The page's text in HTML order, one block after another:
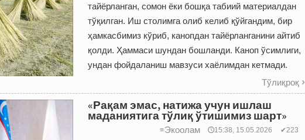
тайёрланган, сомон ёки бошқа табиий материалдан
тўқилган. Иш столимга олиб келиб қўйгандим, бир
ҳамкасбимиз кўриб, канопдан тайёрланганини айтиб
қолди. Ҳаммаси шундан бошланди. Каноп ўсимлиги,
ундан фойдаланиш мавзуси хаёлимдан кетмади.
Тўлиқроқ 
«Рақам эмас, натижа учун ишлаш
маданиятига тўлиқ ўтишимиз шарт»
≡Экоолам 🕔15:38, 15.05.2026 ✔223